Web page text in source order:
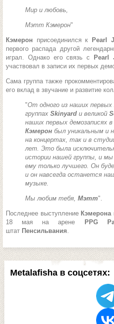
Metalafisha в соцсетях:
Мир и любовь,
Мэтт Кэмерон"
Кэмерон присоединился к Pearl
первого распада другой
играл. Однако его связь с
Pearl
участвовал в записи их первых
Сама группа также
его вклад в звучание и развитие
"От одного из наших первых
группах Skinyard и великой
наших первых демозаписях
Кэмерон был уникальным и
на концертах, так и в
лет. Это была
истории нашей группы, и
ему только лучшего. Он
и он навсегда останется
музыке.
Мы любим тебя, Мэтт".
Последнее выступление Кэмерона
18 мая на арене
PPG
штат Пенсильвания.